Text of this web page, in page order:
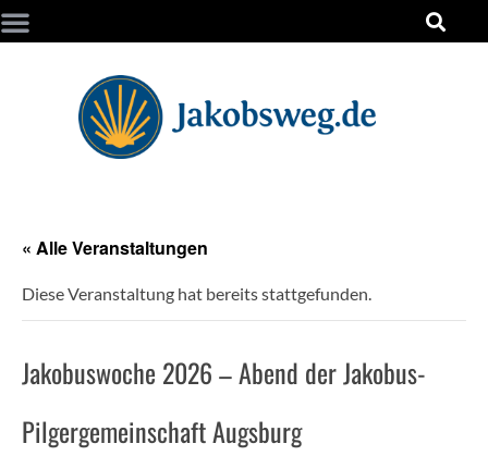
« Alle Veranstaltungen
Diese Veranstaltung hat bereits stattgefunden.
Jakobuswoche 2026 – Abend der Jakobus-
Pilgergemeinschaft Augsburg